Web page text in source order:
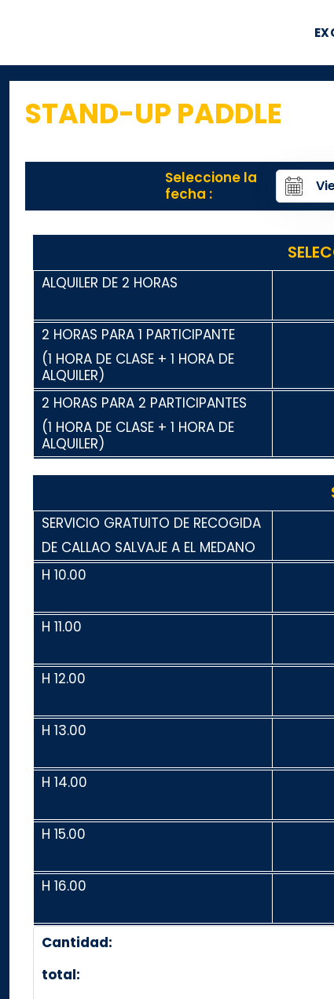
STAND-UP PADDLE
Seleccione la
fecha :
ALQUILER DE 2 HORAS
2 HORAS PARA 1 PARTICIPANTE
(1 HORA DE CLASE + 1 HORA DE
ALQUILER)
2 HORAS PARA 2 PARTICIPANTES
(1 HORA DE CLASE + 1 HORA DE
ALQUILER)
SERVICIO GRATUITO DE RECOGIDA
DE CALLAO SALVAJE A EL MEDANO
H 10.00
H 11.00
H 12.00
H 13.00
H 14.00
H 15.00
H 16.00
Cantidad:
total: